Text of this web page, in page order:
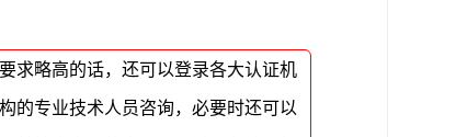
求略高的话，还可以登录各大认证机
的专业技术人员咨询，必要时还可以